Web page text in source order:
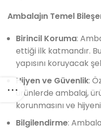
Ambalajın Temel
Birincil Koruma:
ettiği ilk katmandır.
yapısını koruyacak
Hijyen ve Güvenlik:
ürünlerde ambalaj,
korunmasını ve
Bilgilendirme: